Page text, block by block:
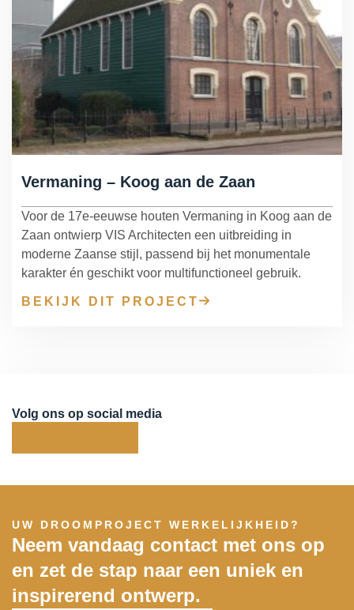
Vermaning – Koog aan de Zaan
Voor de 17e-eeuwse houten Vermaning in Koog aan de
Zaan ontwierp VIS Architecten een uitbreiding in
moderne Zaanse stijl, passend bij het monumentale
karakter én geschikt voor multifunctioneel gebruik.
BEKIJK DIT PROJECT
Volg ons op social media
UW DROOMPROJECT WERKELIJKHEID?
Neem vandaag contact met ons op
en zet de stap naar een uniek en
inspirerend ontwerp.